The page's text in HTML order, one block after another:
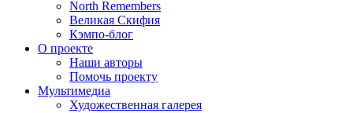
North Remembers
Великая Скифия
Кэмпо-блог
О проекте
Наши авторы
Помочь проекту
Мультимедиа
Художественная галерея